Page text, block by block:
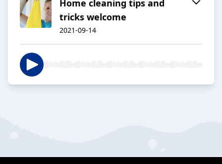
Home cleaning tips and
tricks welcome
2021-09-14